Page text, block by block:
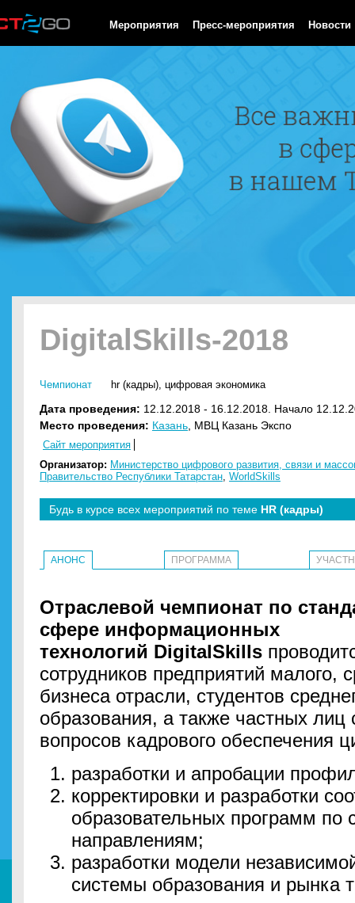
Мероприятия Пресс-мероприятия Новости
DigitalSkills-2018
Чемпионат hr (кадры), цифровая экономика
Дата проведения: 12.12.2018 - 16.12.2018. Начало
Место проведения: Казань , МВЦ Казань Экспо
Сайт мероприятия
Организатор: Министерство цифрового развития, связи и
Правительство Республики Татарстан, WorldSkills
Будь в курсе всех мероприятий по теме HR (кадры)
АНОНС ПРОГРАММА
Отраслевой чемпионат по
сфере информационных
технологий DigitalSkills
сотрудников предприятий малого,
бизнеса отрасли, студентов
образования, а также частных
вопросов кадрового обеспечения
разработки и апробации
корректировки и разработки
образовательных программ
направлениям;
разработки модели
системы образования и рынка